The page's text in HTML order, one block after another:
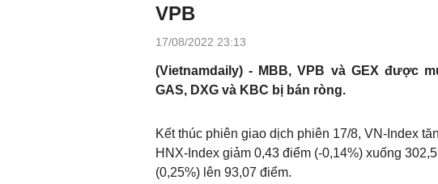
VPB
17/08/2022 23:13
(Vietnamdaily) - MBB, VPB và GEX được
GAS, DXG và KBC bị bán ròng.
Kết thúc phiên giao dịch phiên 17/8, VN-Index
HNX-Index giảm 0,43 điểm (-0,14%) xuống
(0,25%) lên 93,07 điểm.